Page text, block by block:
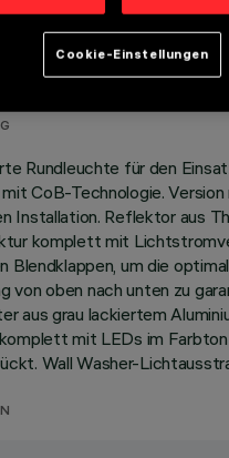
DATEN
Rundleuchte für den
CoB-Technologie.
Installation. Reflektor aus
komplett mit
Blendklappen, um die
von oben nach unten zu
aus grau lackiertem
mit LEDs im
Wall Washer-
Cookie-Einstellungen